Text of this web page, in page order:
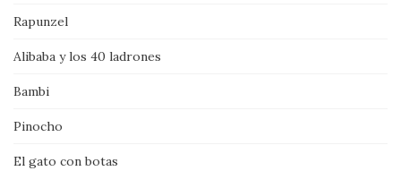
Rapunzel
Alibaba y los 40 ladrones
Bambi
Pinocho
El gato con botas